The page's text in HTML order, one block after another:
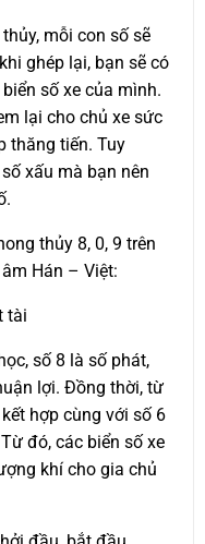
mỗi con số sẽ
ghép lại, bạn sẽ có
số xe của mình.
lại cho chủ xe sức
thăng tiến. Tuy
xấu mà bạn nên
thủy 8, 0, 9 trên
Hán – Việt:
tài
số 8 là số phát,
lợi. Đồng thời, từ
hợp cùng với số 6
đó, các biển số xe
khí cho gia chủ